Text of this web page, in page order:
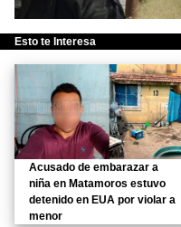
Esto te Interesa
Acusado de embarazar a
niña en Matamoros estuvo
detenido en EUA por violar a
menor